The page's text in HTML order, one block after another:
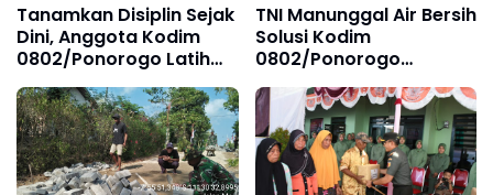
Tanamkan Disiplin Sejak
Dini, Anggota Kodim
0802/Ponorogo Latih
PBB Siswa Siswi SMK
Pemkab Ponorogo
TNI Manunggal Air Bersih
Solusi Kodim
0802/Ponorogo
Sejahterakan Warga